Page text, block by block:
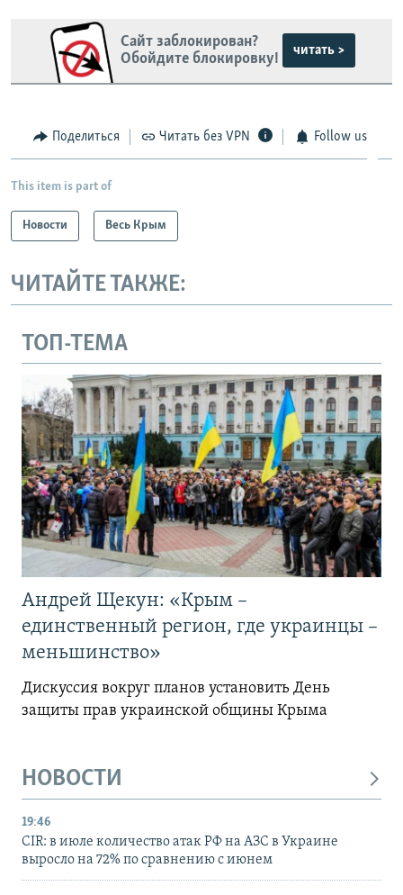
Сайт заблокирован?
Обойдите блокировку!
читать >
Поделиться Читать без VPN Follow us
This item is part of
Новости Весь Крым
ЧИТАЙТЕ ТАКЖЕ:
ТОП-ТЕМА
Андрей Щекун: «Крым –
единственный регион, где украинцы –
меньшинство»
Дискуссия вокруг планов установить День
защиты прав украинской общины Крыма
НОВОСТИ
19:46
CIR: в июле количество атак РФ на АЗС в Украине
выросло на 72% по сравнению с июнем